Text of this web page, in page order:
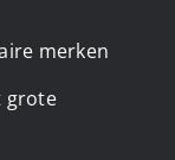
merken
grote